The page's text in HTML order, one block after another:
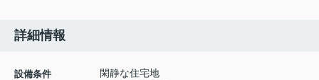
詳細情報
設備条件
閑静な住宅地